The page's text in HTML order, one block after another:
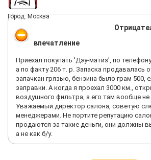
Город: Москва
впечатление
Приехал покупать 'Дэу-матиз', по
а по факту 206 т. р. Запаска продавалась
запачкан грязью, бензина было грам 500,
заправки. А когда я проехал 3000 км.,
воздушного фильтра, а его там вообще не
Уважаемый директор салона, советую
менеджерами. Не портите репутацию
продаются за такие деньги, они должны
а не как б/у.